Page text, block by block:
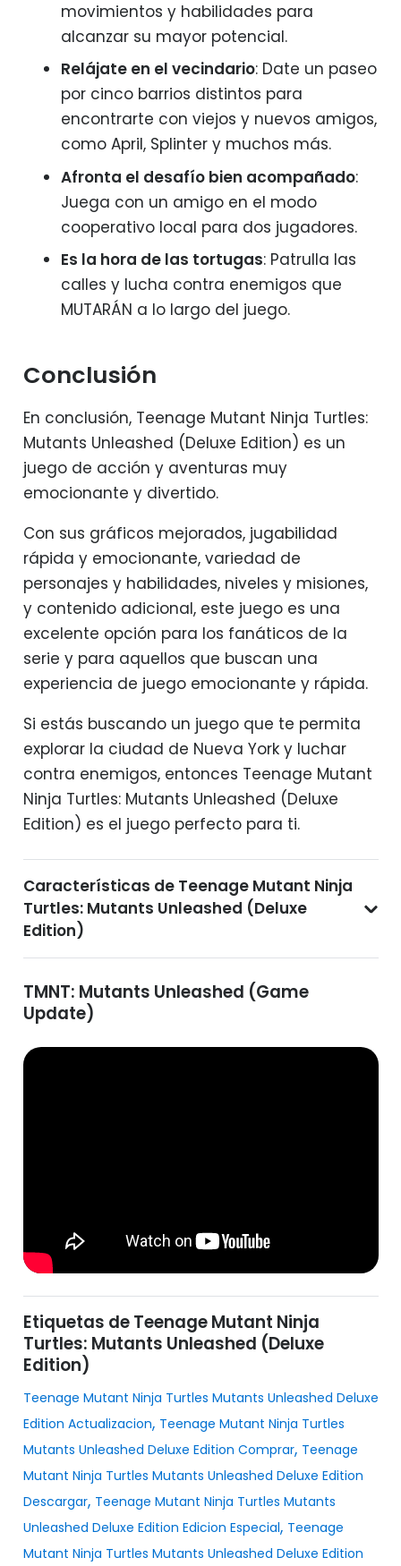
movimientos y habilidades para
alcanzar su mayor potencial.
Relájate en el vecindario: Date un paseo
por cinco barrios distintos para
encontrarte con viejos y nuevos amigos,
como April, Splinter y muchos más.
Afronta el desafío bien acompañado:
Juega con un amigo en el modo
cooperativo local para dos jugadores.
Es la hora de las tortugas: Patrulla las
calles y lucha contra enemigos que
MUTARÁN a lo largo del juego.
Conclusión
En conclusión, Teenage Mutant Ninja Turtles:
Mutants Unleashed (Deluxe Edition) es un
juego de acción y aventuras muy
emocionante y divertido.
Con sus gráficos mejorados, jugabilidad
rápida y emocionante, variedad de
personajes y habilidades, niveles y misiones,
y contenido adicional, este juego es una
excelente opción para los fanáticos de la
serie y para aquellos que buscan una
experiencia de juego emocionante y rápida.
Si estás buscando un juego que te permita
explorar la ciudad de Nueva York y luchar
contra enemigos, entonces Teenage Mutant
Ninja Turtles: Mutants Unleashed (Deluxe
Edition) es el juego perfecto para ti.
Características de Teenage Mutant Ninja
Turtles: Mutants Unleashed (Deluxe
Edition)
TMNT: Mutants Unleashed (Game
Update)
Etiquetas de Teenage Mutant Ninja
Turtles: Mutants Unleashed (Deluxe
Edition)
Teenage Mutant Ninja Turtles Mutants Unleashed Deluxe
Edition Actualizacion, Teenage Mutant Ninja Turtles
Mutants Unleashed Deluxe Edition Comprar, Teenage
Mutant Ninja Turtles Mutants Unleashed Deluxe Edition
Descargar, Teenage Mutant Ninja Turtles Mutants
Unleashed Deluxe Edition Edicion Especial, Teenage
Mutant Ninja Turtles Mutants Unleashed Deluxe Edition